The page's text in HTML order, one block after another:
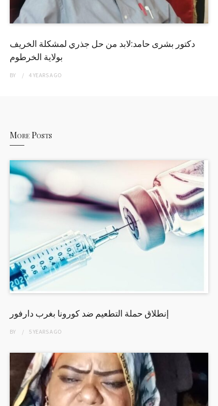
دكتور بشرى حامد:لابد من حل جذري لمشكلة الخريف
بولاية الخرطوم
BY 4 YEARSAGO
More Posts
إنطلاق حملة التطعيم ضد كورونا بغرب دارفور
BY 5 YEARSAGO